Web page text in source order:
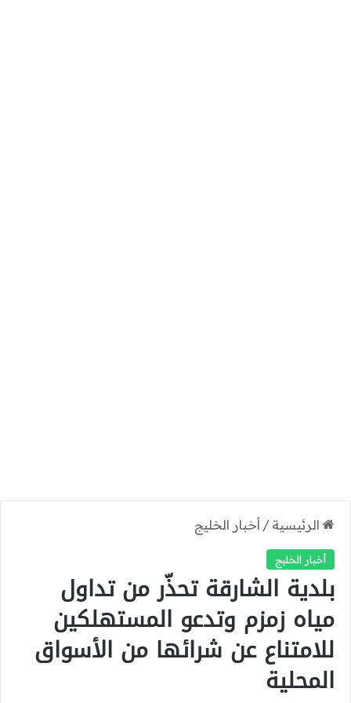
الرئيسية / أخبار الخليج
أخبار الخليج
بلدية الشارقة تحذّر من تداول
مياه زمزم وتدعو المستهلكين
للامتناع عن شرائها من الأسواق
المحلية